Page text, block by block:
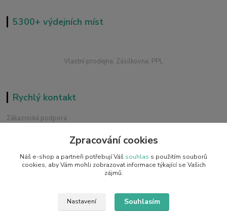
5300+ výdejních míst
Vlastní prodejna, Zásilkovna, PPL
Rychlý kontakt
Zákaznická podpora
Chat / Online podpora - 24/7
info@emobilky.cz
Zpracování cookies
Náš e-shop a partneři potřebují Váš souhlas s použitím souborů
cookies, aby Vám mohli zobrazovat informace týkající se Vašich
zájmů.
Nastavení Souhlasím